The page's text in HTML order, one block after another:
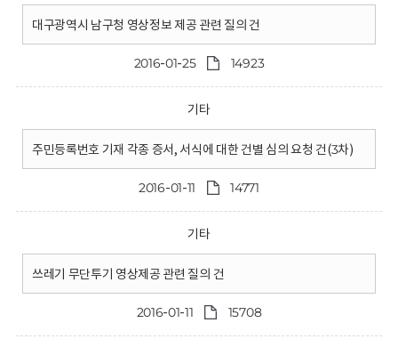
대구광역시 남구청 영상정보 제공 관련 질의 건
2016-01-25 14923
기타
주민등록번호 기재 각종 증서, 서식에 대한 건별 심의 요청 건(3차)
2016-01-11 14771
기타
쓰레기 무단투기 영상제공 관련 질의 건
2016-01-11 15708